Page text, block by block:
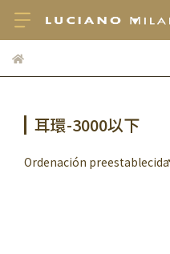
耳環-3000以下
Ordenación preestablecida